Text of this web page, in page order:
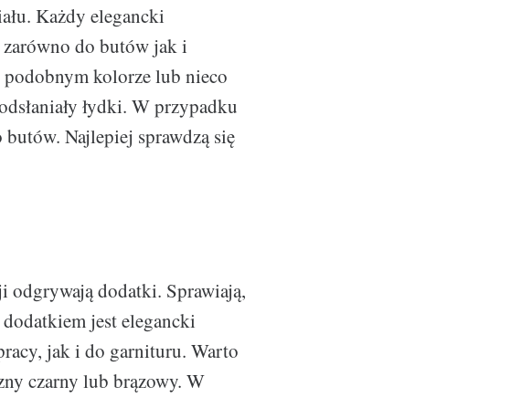
Każdy elegancki
do butów jak i
kolorze lub nieco
łydki. W przypadku
Najlepiej sprawdzą się
odgrywają dodatki. Sprawiają,
jest elegancki
jak i do garnituru. Warto
czarny lub brązowy. W